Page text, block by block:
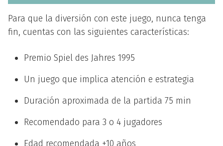
Para que la diversión con este juego, nunca tenga
fin, cuentas con las siguientes características:
Premio Spiel des Jahres 1995
Un juego que implica atención e estrategia
Duración aproximada de la partida 75 min
Recomendado para 3 o 4 jugadores
Edad recomendada +10 años